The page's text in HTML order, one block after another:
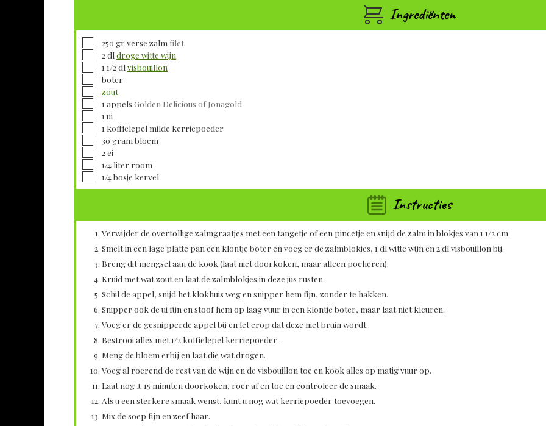
Ingrediënten
▢
250 gr verse zalm filet
▢
2dl droge witte wijn
▢1 1/2dl visbouillon
▢
boter
▢
zout
▢1 appels Golden Delicious of Jonagold
▢1 ui
▢1 koffielepel milde kerriepoeder
▢
30 gram bloem
▢
2ei
▢1/4 liter room
▢1/4bosje kervel
Instructies
Verwijder de overtollige zalmgraatjes met een tangetje of een pincetje en snijd de zalm in blokjes van 1 1/2 cm.
Smelt in een lage platte pan een klontje boter en voeg er de zalmblokjes, 1 dl witte wijn en 2 dl visbouillon bij.
Breng dit mengsel aan de kook (laat niet doorkoken, maar alleen pocheren).
Kruid met wat zout en laat de zalmblokjes in deze jus rusten.
Schil de appel, snijd het klokhuis weg en snipper hem fijn, zonder te hakken.
Snipper ook de ui fijn en stoof hem op laag vuur in een klontje boter, maar laat niet kleuren.
Voeg er de gesnipperde appel bij en let erop dat deze niet bruin wordt.
Bestrooi alles met 1/2 koffielepel kerriepoeder.
Meng de bloem erbij en laat die wat drogen.
Voeg al roerend de rest van de wijn en de visbouillon toe en kook alles op matig vuur op.
Laat nog ± 15 minuten doorkoken, roer af en toe en controleer de smaak.
Als u een sterkere smaak wenst, kunt u nog wat kerriepoeder toevoegen.
Mix de soep fijn en zeef haar.